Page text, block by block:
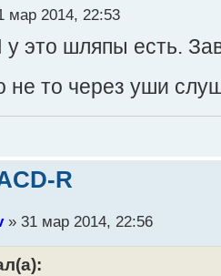
мар 2014, 22:53
это шляпы есть.
не то через уши
R
» 31 мар 2014, 22:56